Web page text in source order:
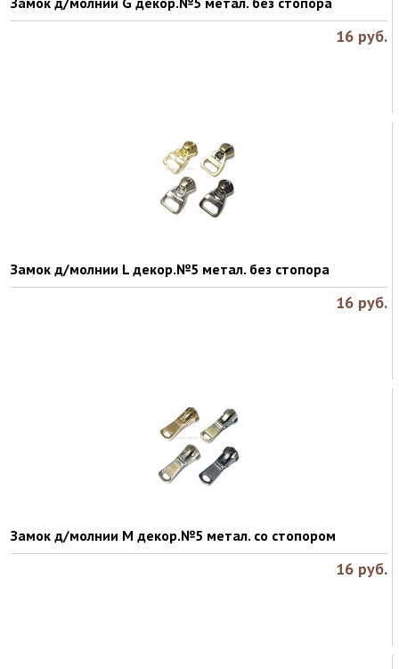
16 руб.
Замок д/молнии L декор.№5 метал. без стопора
16 руб.
Замок д/молнии M декор.№5 метал. со стопором
16 руб.